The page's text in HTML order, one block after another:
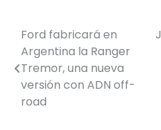
Navegación
de
entradas
Ford fabricará en
Argentina la Ranger
Tremor, una nueva
versión con ADN off-
road